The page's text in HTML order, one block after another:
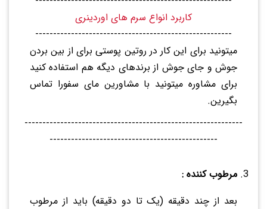
کاربرد انواع سرم های اوردینری
-------------------------------------------------------
میتونید برای این کار در روتین پوستی برای از بین بردن
جوش و جای جوش از برندهای دیگه هم استفاده کنید
برای مشاوره میتونید با مشاورین مای سفورا تماس
بگیرین.
-------------------------------------------------------------
-----------------------------------------------
مرطوب کننده :
بعد از چند دقیقه (یک تا دو دقیقه) باید از مرطوب